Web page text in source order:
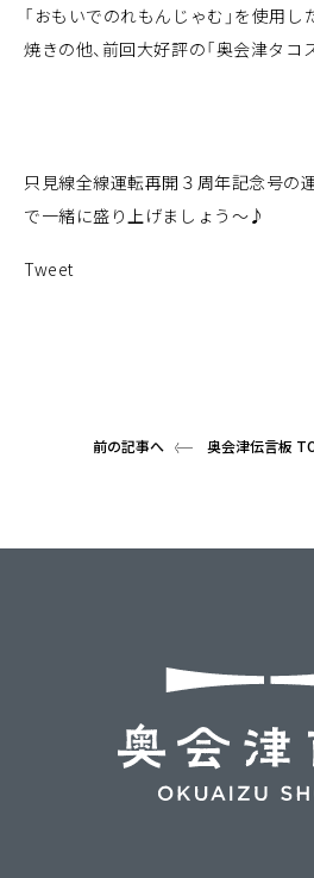
「おもいでのれもんじゃむ」を使用し
焼きの他、前回大好評の「奥会津タコ
只見線全線運転再開３周年記念号の
で一緒に盛り上げましょう～♪
Tweet
前の記事へ 奥会津伝言板